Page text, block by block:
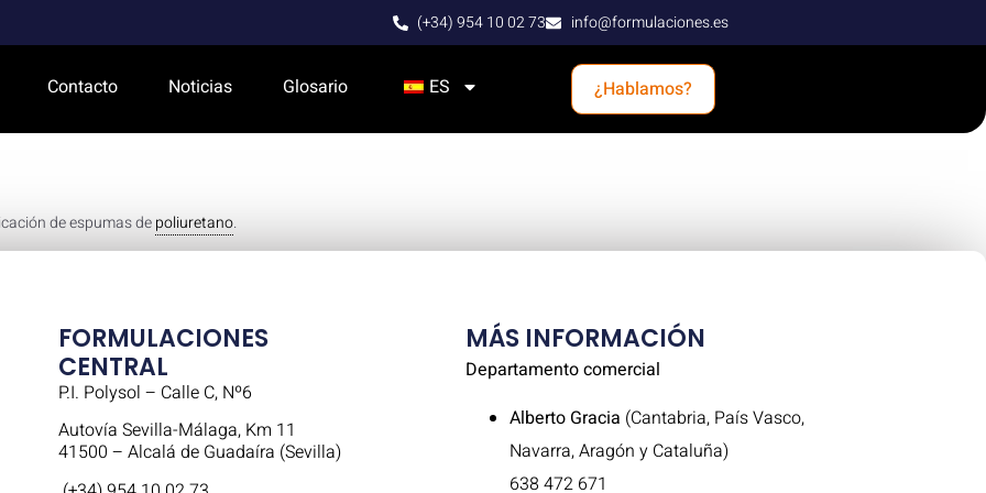
(+34) 954 10 02 73 info@formulaciones.es
Contacto Noticias Glosario ES ¿Hablamos?
de espumas depoliuretano.
FORMULACIONES
CENTRAL
P.I. Polysol – Calle C, Nº6
Autovía Sevilla-Málaga, Km 11
41500 – Alcalá de Guadaíra (Sevilla)
MÁS INFORMACIÓN
Departamento comercial
Alberto Gracia (Cantabria, País Vasco,
Navarra, Aragón y Cataluña)
638 472 671